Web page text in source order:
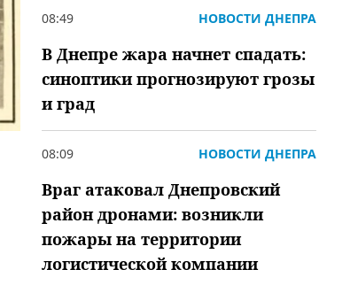
08:49 НОВОСТИ ДНЕПРА
В Днепре жара начнет спадать:
синоптики прогнозируют грозы
и град
08:09 НОВОСТИ ДНЕПРА
Враг атаковал Днепровский
район дронами: возникли
пожары на территории
логистической компании